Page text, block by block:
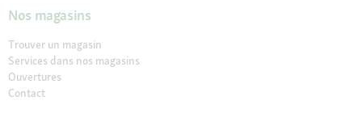
Nos magasins
Trouver un magasin
Services dans nos magasins
Ouvertures
Contact